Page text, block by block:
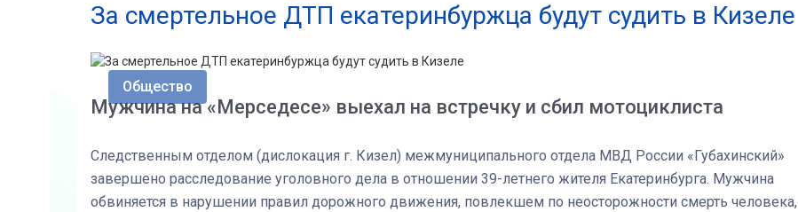
За смертельное ДТП екатеринбуржца будут судить в Кизеле
Общество
Мужчина на «Мерседесе» выехал на встречку и сбил мотоциклиста
Следственным отделом (дислокация г. Кизел) межмуниципального отдела МВД России «Губахинский»
завершено расследование уголовного дела в отношении 39-летнего жителя Екатеринбурга. Мужчина
обвиняется в нарушении правил дорожного движения, повлекшем по неосторожности смерть человека,